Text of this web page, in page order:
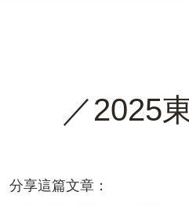
／2025
分享這篇文章：